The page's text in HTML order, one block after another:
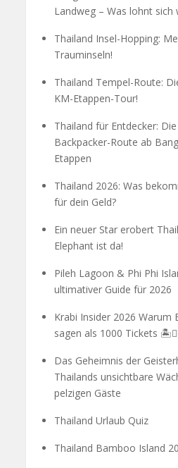
Landweg – Was lohnt sich
Thailand Insel-Hopping:
Trauminseln!
Thailand Tempel-Route:
KM-Etappen-Tour!
Thailand für Entdecker:
Backpacker-Route ab
Etappen
Thailand 2026: Was
für dein Geld?
Ein neuer Star erobert
Elephant ist da!
Pileh Lagoon & Phi Phi
ultimativer Guide für 2026
Krabi Insider 2026 Warum
sagen als 1000 Tickets
Das Geheimnis der
Thailands unsichtbare
pelzigen Gäste
Thailand Urlaub Quiz
Thailand Bamboo Island